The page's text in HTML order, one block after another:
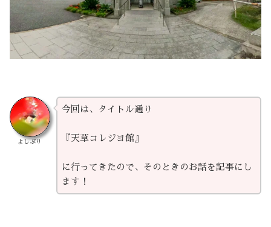
よしぷり
今回は、タイトル通り
『天草コレジヨ館』
に行ってきたので、そのときのお話を記事にし
ます！